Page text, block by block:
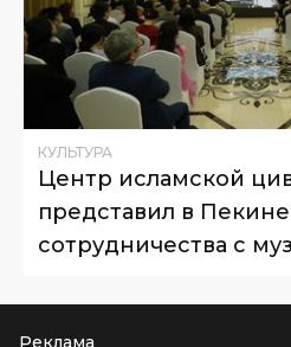
КУЛЬТУРА
Центр исламской
представил в
сотрудничества с